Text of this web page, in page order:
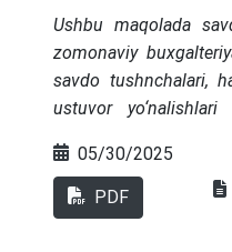
Ushbu maqolada
zomonaviy
savdo tushnchalari,
ustuvor
rivojlanishida
qo‘llagan holda
erishish,
05/30/2025
PDF